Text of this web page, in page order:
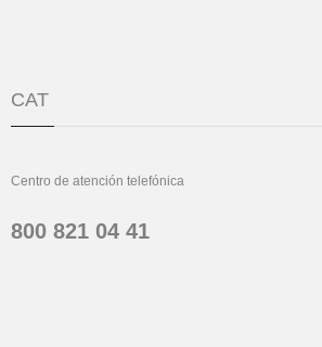
CAT
Centro de atención telefónica
800 821 04 41